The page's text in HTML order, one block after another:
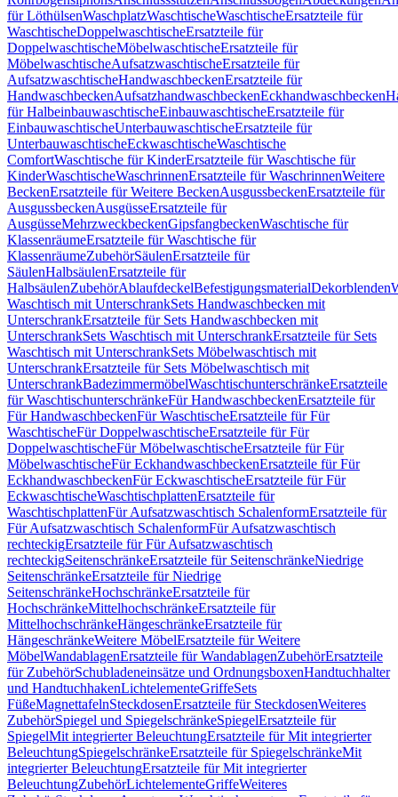
für LöthülsenWaschplatzWaschtischeWaschtischeErsatzteile für
WaschtischeDoppelwaschtischeErsatzteile für
DoppelwaschtischeMöbelwaschtischeErsatzteile für
MöbelwaschtischeAufsatzwaschtischeErsatzteile für
AufsatzwaschtischeHandwaschbeckenErsatzteile für
HandwaschbeckenAufsatzhandwaschbeckenEckhandwaschbecken
für HalbeinbauwaschtischeEinbauwaschtischeErsatzteile für
EinbauwaschtischeUnterbauwaschtischeErsatzteile für
UnterbauwaschtischeEckwaschtischeWaschtische
ComfortWaschtische für KinderErsatzteile für Waschtische für
KinderWaschtischeWaschrinnenErsatzteile für WaschrinnenWeitere
BeckenErsatzteile für Weitere BeckenAusgussbeckenErsatzteile für
AusgussbeckenAusgüsseErsatzteile für
AusgüsseMehrzweckbeckenGipsfangbeckenWaschtische für
KlassenräumeErsatzteile für Waschtische für
KlassenräumeZubehörSäulenErsatzteile für
SäulenHalbsäulenErsatzteile für
HalbsäulenZubehörAblaufdeckelBefestigungsmaterialDekorblenden
Waschtisch mit UnterschrankSets Handwaschbecken mit
UnterschrankErsatzteile für Sets Handwaschbecken mit
UnterschrankSets Waschtisch mit UnterschrankErsatzteile für Sets
Waschtisch mit UnterschrankSets Möbelwaschtisch mit
UnterschrankErsatzteile für Sets Möbelwaschtisch mit
UnterschrankBadezimmermöbelWaschtischunterschränkeErsatzteile
für WaschtischunterschränkeFür HandwaschbeckenErsatzteile für
Für HandwaschbeckenFür WaschtischeErsatzteile für Für
WaschtischeFür DoppelwaschtischeErsatzteile für Für
DoppelwaschtischeFür MöbelwaschtischeErsatzteile für Für
MöbelwaschtischeFür EckhandwaschbeckenErsatzteile für Für
EckhandwaschbeckenFür EckwaschtischeErsatzteile für Für
EckwaschtischeWaschtischplattenErsatzteile für
WaschtischplattenFür Aufsatzwaschtisch SchalenformErsatzteile für
Für Aufsatzwaschtisch SchalenformFür Aufsatzwaschtisch
rechteckigErsatzteile für Für Aufsatzwaschtisch
rechteckigSeitenschränkeErsatzteile für SeitenschränkeNiedrige
SeitenschränkeErsatzteile für Niedrige
SeitenschränkeHochschränkeErsatzteile für
HochschränkeMittelhochschränkeErsatzteile für
MittelhochschränkeHängeschränkeErsatzteile für
HängeschränkeWeitere MöbelErsatzteile für Weitere
MöbelWandablagenErsatzteile für WandablagenZubehörErsatzteile
für ZubehörSchubladeneinsätze und OrdnungsboxenHandtuchhalter
und HandtuchhakenLichtelementeGriffeSets
FüßeMagnettafelnSteckdosenErsatzteile für SteckdosenWeiteres
ZubehörSpiegel und SpiegelschränkeSpiegelErsatzteile für
SpiegelMit integrierter BeleuchtungErsatzteile für Mit integrierter
BeleuchtungSpiegelschränkeErsatzteile für SpiegelschränkeMit
integrierter BeleuchtungErsatzteile für Mit integrierter
BeleuchtungZubehörLichtelementeGriffeWeiteres